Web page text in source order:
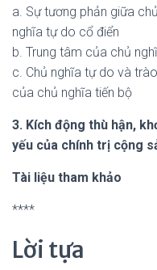
a. Sự tương phản giữa
nghĩa tự do cổ điển
b. Trung tâm của chủ
c. Chủ nghĩa tự do và
của chủ nghĩa tiến bộ
3. Kích động thù hận,
yếu của chính trị cộng
Tài liệu tham khảo
****
Lời tựa